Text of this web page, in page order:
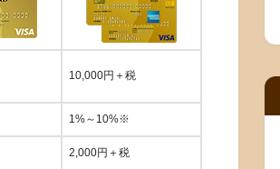
10,000円＋税
1%～10%※
2,000円＋税